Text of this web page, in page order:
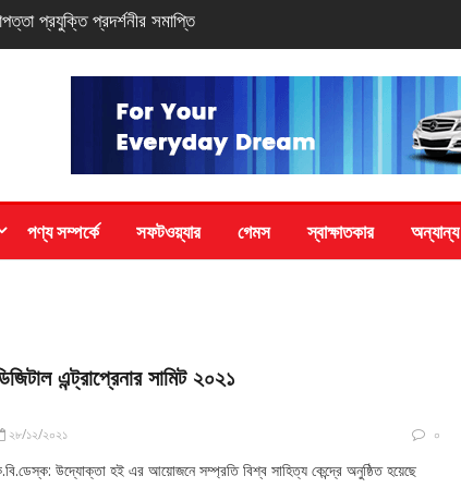
সিরিজ স্মার্টফোন
পণ্য সম্পর্কে সফটওয়্যার গেমস স্বাক্ষাতকার অন্যান্য
এন্ট্রাপ্রেনার সামিট ২০২১
২৮/১২/২০২১ ০
উদ্যোক্তা হই এর আয়োজনে সম্প্রতি বিশ্ব সাহিত্য কেন্দ্রে অনুষ্ঠিত হয়েছে